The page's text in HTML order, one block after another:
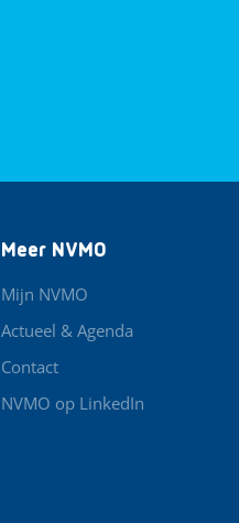
Meer NVMO
Mijn NVMO
Actueel & Agenda
Contact
NVMO op LinkedIn